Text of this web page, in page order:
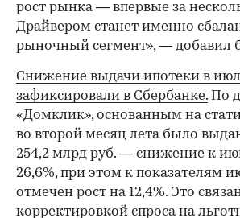
рост рынка — впервые за
Драйвером станет именно
рыночный сегмент», — добавил
Снижение выдачи ипотеки в
зафиксировали в Сбербанке. По
«Домклик», основанным на
во второй месяц лета было
254,2 млрд руб. — снижение к
26,6%, при этом к показателям
отмечен рост на 12,4%. Это
корректировкой спроса на